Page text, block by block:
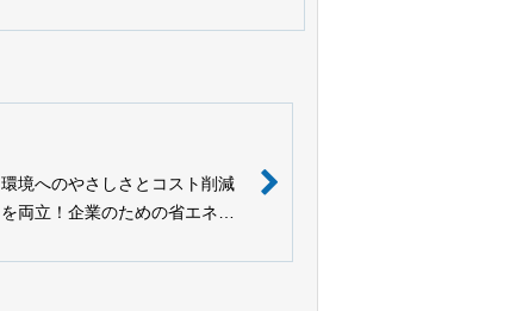
環境へのやさしさとコスト削減
を両立！企業のための省エネ入